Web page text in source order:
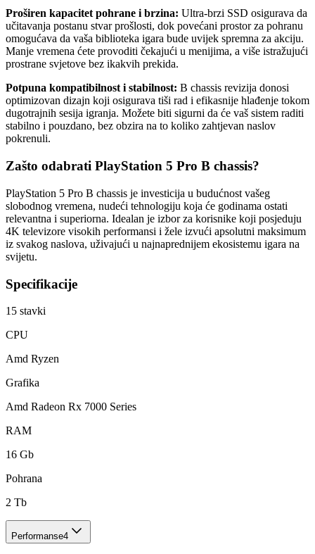
Proširen kapacitet pohrane i brzina: Ultra-brzi SSD osigurava da
učitavanja postanu stvar prošlosti, dok povećani prostor za pohranu
omogućava da vaša biblioteka igara bude uvijek spremna za akciju.
Manje vremena ćete provoditi čekajući u menijima, a više istražujući
prostrane svjetove bez ikakvih prekida.
Potpuna kompatibilnost i stabilnost: B chassis revizija donosi
optimizovan dizajn koji osigurava tiši rad i efikasnije hlađenje tokom
dugotrajnih sesija igranja. Možete biti sigurni da će vaš sistem raditi
stabilno i pouzdano, bez obzira na to koliko zahtjevan naslov
pokrenuli.
Zašto odabrati PlayStation 5 Pro B chassis?
PlayStation 5 Pro B chassis je investicija u budućnost vašeg
slobodnog vremena, nudeći tehnologiju koja će godinama ostati
relevantna i superiorna. Idealan je izbor za korisnike koji posjeduju
4K televizore visokih performansi i žele izvući apsolutni maksimum
iz svakog naslova, uživajući u najnaprednijem ekosistemu igara na
svijetu.
Specifikacije
15 stavki
CPU
Amd Ryzen
Grafika
Amd Radeon Rx 7000 Series
RAM
16 Gb
Pohrana
2 Tb
Performanse4